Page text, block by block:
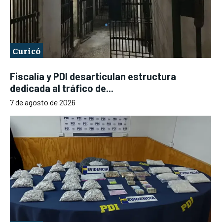
Curicó
Fiscalía y PDI desarticulan estructura
dedicada al tráfico de...
7 de agosto de 2026